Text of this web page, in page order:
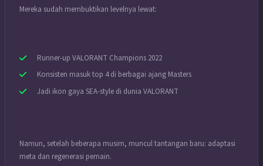
Mereka sudah membuktikan levelnya lewat:
Runner-up VALORANT Champions 2022
Konsisten masuk top 4 di berbagai ajang Masters
Jadi ikon gaya SEA-style di dunia VALORANT
Namun, setelah beberapa musim, muncul tantangan baru: adaptasi
meta dan regenerasi pemain.